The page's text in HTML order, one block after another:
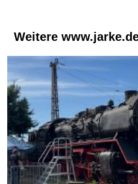
Weitere